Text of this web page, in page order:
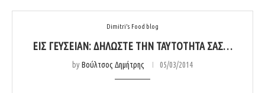
Dimitri's Food blog
ΕΙΣ ΓΕΥΣΕΊΑΝ: ΔΗΛΏΣΤΕ ΤΗΝ ΤΑΥΤΌΤΗΤΆ ΣΑΣ…
byΒούλτσος Δημήτρης 05/03/2014